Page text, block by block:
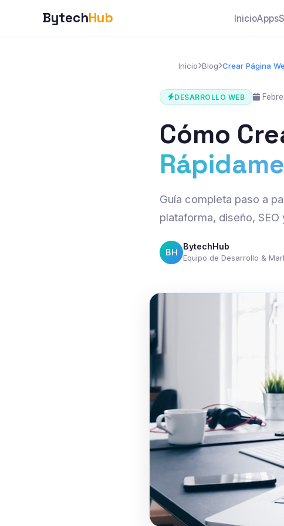
BytechHub InicioApps
Inicio Blog Crear Página
DESARROLLO WEB
Cómo
Guía completa paso a
plataforma, diseño,
BH
BytechHub
Equipo de Desarrollo &